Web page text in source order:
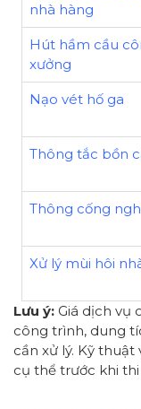
nhà hàng
Hút hầm cầu
xưởng
Nạo vét hố ga
Thông tắc bồn
Thông cống
Xử lý mùi hôi
Lưu ý: Giá dịch vụ
công trình, dung
cần xử lý. Kỹ thuật
cụ thể trước khi